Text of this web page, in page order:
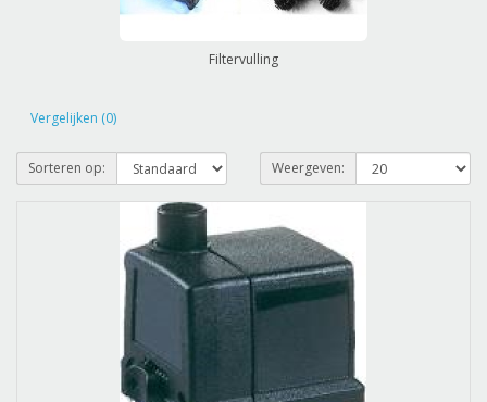
Filtervulling
Vergelijken (0)
Sorteren op: Weergeven: